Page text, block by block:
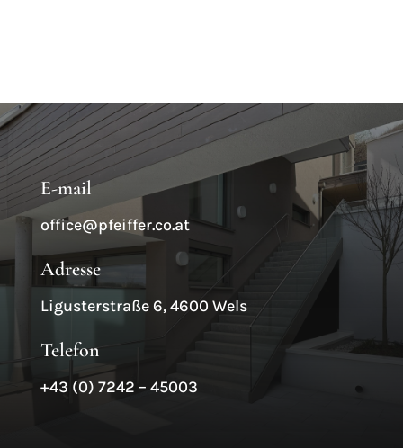
E-mail
office@pfeiffer.co.at
Adresse
Ligusterstraße 6, 4600 Wels
Telefon
+43 (0) 7242 – 45003